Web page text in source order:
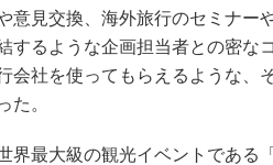
意見交換、海外旅行のセミナー
するような企画担当者との密な
会社を使ってもらえるような、
た。
界最大級の観光イベントである